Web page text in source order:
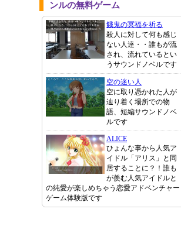
ンルの無料ゲーム
餓鬼の冥福を祈る
殺人に対して何も感じ
ない人達・・誰もが流
され、流れているとい
うサウンドノベルです
空の迷い人
空に取り憑かれた人が
辿り着く場所での物
語、短編サウンドノベ
ルです
ALICE
ひょんな事から人気ア
イドル「アリス」と同
居することに？！誰も
が羨む人気アイドルと
の純愛が楽しめちゃう恋愛アドベンチャー
ゲーム体験版です